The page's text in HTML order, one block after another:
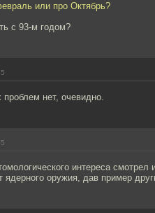
или про Октябрь?
с 93-м годом?
проблем нет, очевидно.
интереса
ядерного оружия, дав пример